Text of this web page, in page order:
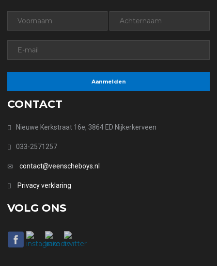
CONTACT
Nieuwe Kerkstraat 16e, 3864 ED Nijkerkerveen
033-2571257
contact@veenscheboys.nl
Privacy verklaring
VOLG ONS